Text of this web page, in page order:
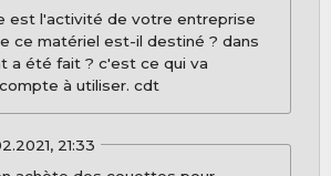
est l'activité de votre entreprise
ce matériel est-il destiné ? dans
a été fait ? c'est ce qui va
à utiliser. cdt
21:33